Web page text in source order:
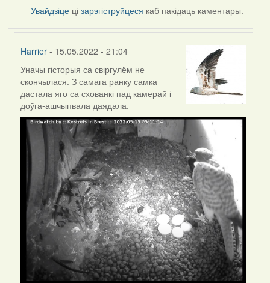
Увайдзіце цізарэгіструйцеся каб пакідаць каментары.
Harrier - 15.05.2022 - 21:04
In
reply
to
by
Feather
Уначы гісторыя са свіргулём не
скончылася. З самага ранку самка
дастала яго са схованкі пад камерай і
доўга-ашчыпвала даядала.